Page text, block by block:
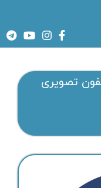
تصویری